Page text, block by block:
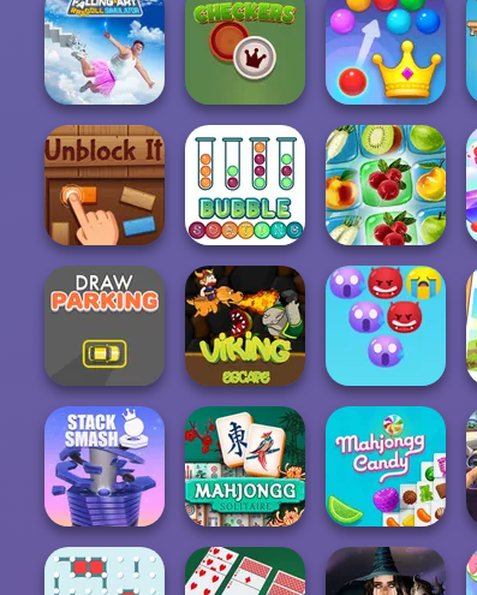
FroYo Bar Fly THIS!
Shopping Mall
Tycoon
Falling Art
Ragdoll
Simulator
Checkers
Royal Bubble
Blast
Unblock It Bubble Sorting Fruit Connect 2
Draw Parking Viking Escape
Emoji Bubble
Shooter